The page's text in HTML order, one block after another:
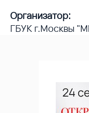
Организатор:
ГБУК г.Москвы